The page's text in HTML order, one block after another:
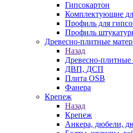
Гипсокартон
Комплектующие
Профиль для
Профиль
Древесно-плитные
Назад
Древесно-
ДВП, ДСП
Плита OSB
Фанера
Крепеж
Назад
Крепеж
Анкера, дюбели,